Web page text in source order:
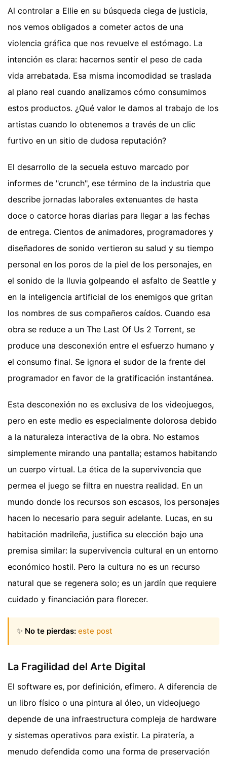
Al controlar a Ellie en su búsqueda ciega de justicia,
nos vemos obligados a cometer actos de una
violencia gráfica que nos revuelve el estómago. La
intención es clara: hacernos sentir el peso de cada
vida arrebatada. Esa misma incomodidad se traslada
al plano real cuando analizamos cómo consumimos
estos productos. ¿Qué valor le damos al trabajo de los
artistas cuando lo obtenemos a través de un clic
furtivo en un sitio de dudosa reputación?
El desarrollo de la secuela estuvo marcado por
informes de "crunch", ese término de la industria que
describe jornadas laborales extenuantes de hasta
doce o catorce horas diarias para llegar a las fechas
de entrega. Cientos de animadores, programadores y
diseñadores de sonido vertieron su salud y su tiempo
personal en los poros de la piel de los personajes, en
el sonido de la lluvia golpeando el asfalto de Seattle y
en la inteligencia artificial de los enemigos que gritan
los nombres de sus compañeros caídos. Cuando esa
obra se reduce a un The Last Of Us 2 Torrent, se
produce una desconexión entre el esfuerzo humano y
el consumo final. Se ignora el sudor de la frente del
programador en favor de la gratificación instantánea.
Esta desconexión no es exclusiva de los videojuegos,
pero en este medio es especialmente dolorosa debido
a la naturaleza interactiva de la obra. No estamos
simplemente mirando una pantalla; estamos habitando
un cuerpo virtual. La ética de la supervivencia que
permea el juego se filtra en nuestra realidad. En un
mundo donde los recursos son escasos, los personajes
hacen lo necesario para seguir adelante. Lucas, en su
habitación madrileña, justifica su elección bajo una
premisa similar: la supervivencia cultural en un entorno
económico hostil. Pero la cultura no es un recurso
natural que se regenera solo; es un jardín que requiere
cuidado y financiación para florecer.
✨ No te pierdas: este post
La Fragilidad del Arte Digital
El software es, por definición, efímero. A diferencia de
un libro físico o una pintura al óleo, un videojuego
depende de una infraestructura compleja de hardware
y sistemas operativos para existir. La piratería, a
menudo defendida como una forma de preservación